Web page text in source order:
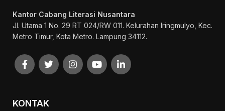
Kantor Cabang Literasi Nusantara
Jl. Utama 1 No. 29 RT 024/RW 011. Kelurahan Iringmulyo, Kec.
Metro Timur, Kota Metro. Lampung 34112.
KONTAK